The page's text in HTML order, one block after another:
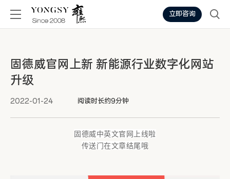
立即咨询
固德威官网上新 新能源行业数字化网站
升级
2022-01-24 阅读时长约9分钟
固德威中英文官网上线啦
传送门在文章结尾哦